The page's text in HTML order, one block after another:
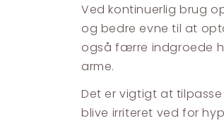
Ved kontinuerlig brug
og bedre evne til at
også færre indgroede
arme.
Det er vigtigt at
blive irriteret ved for